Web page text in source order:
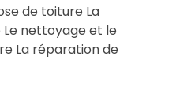
de toiture La
nettoyage et le
La réparation de